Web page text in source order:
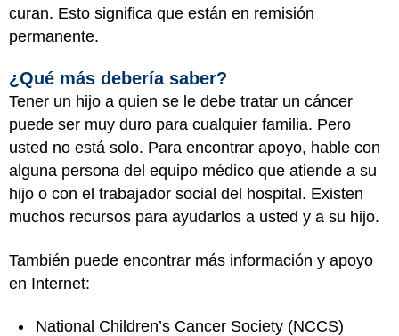
curan. Esto significa que están en remisión
permanente.
¿Qué más debería saber?
Tener un hijo a quien se le debe tratar un cáncer
puede ser muy duro para cualquier familia. Pero
usted no está solo. Para encontrar apoyo, hable con
alguna persona del equipo médico que atiende a su
hijo o con el trabajador social del hospital. Existen
muchos recursos para ayudarlos a usted y a su hijo.
También puede encontrar más información y apoyo
en Internet:
National Children’s Cancer Society (NCCS)